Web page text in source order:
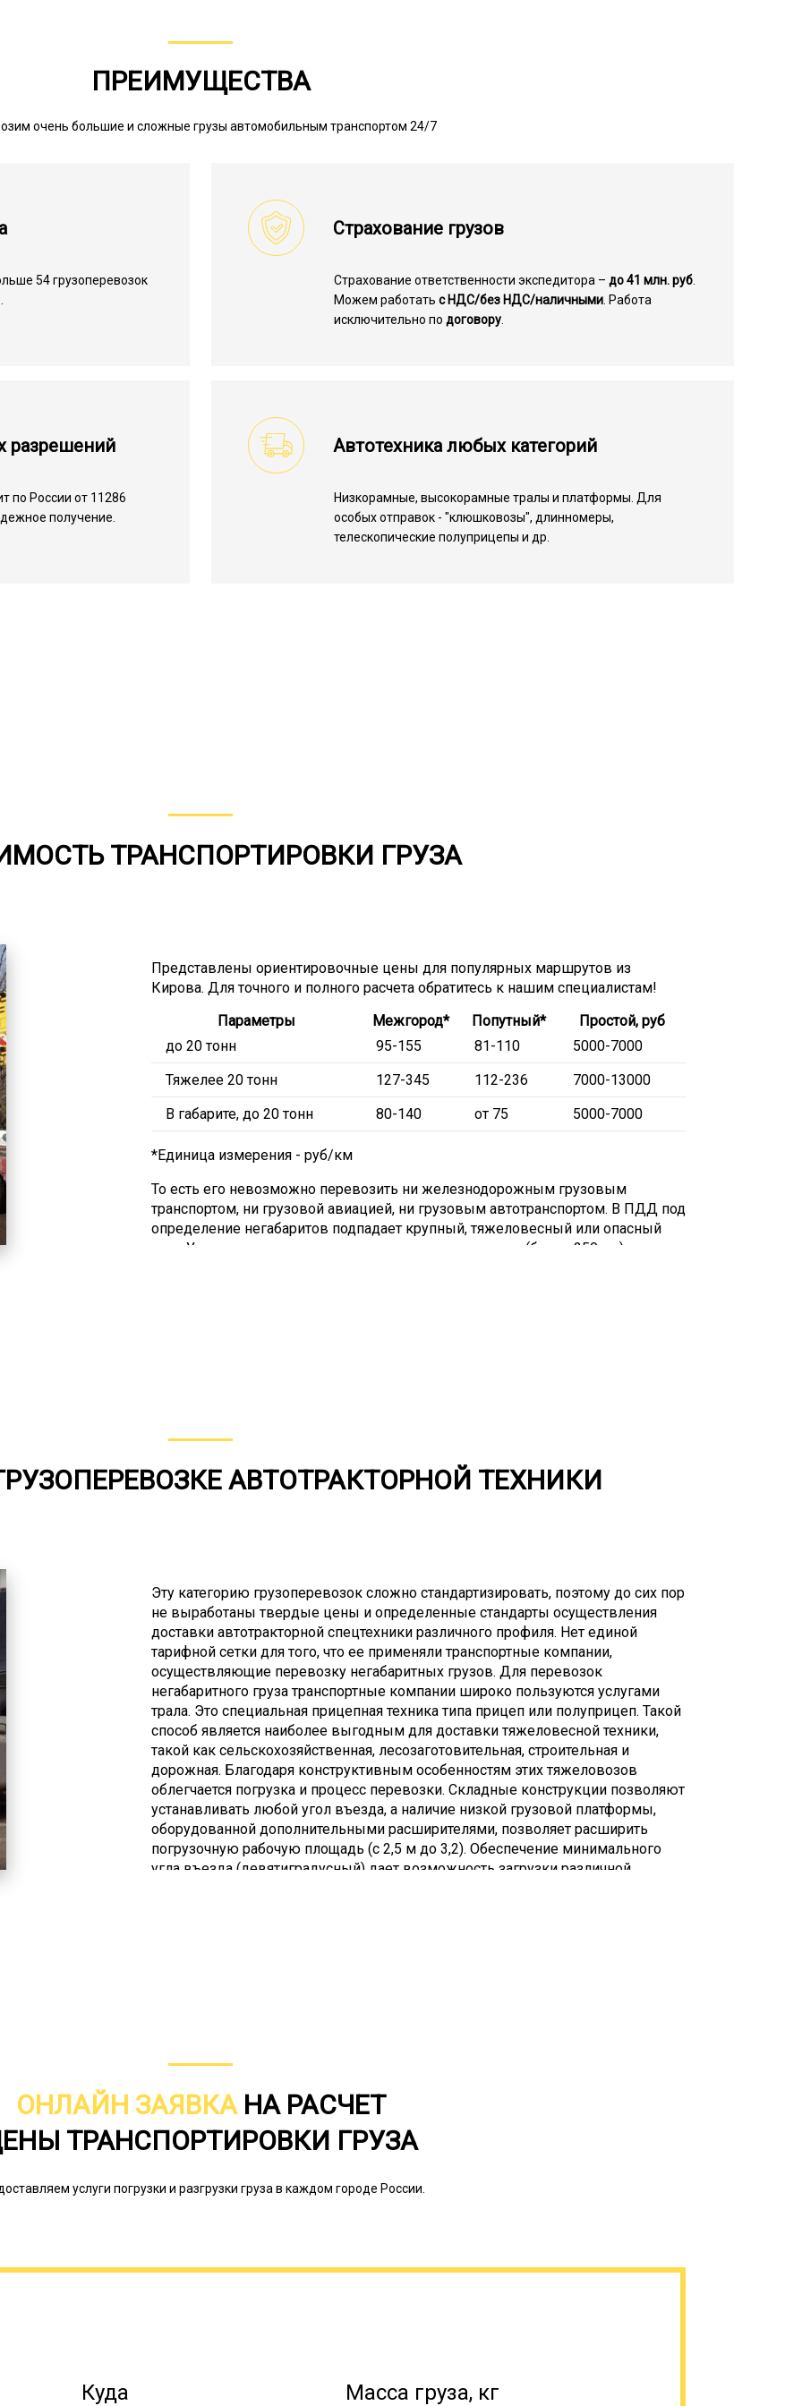
ПРЕИМУЩЕСТВА
очень большие и сложные грузы автомобильным транспортом 24/7
54 грузоперевозок
Страхование грузов
Страхование ответственности экспедитора –до 41 млн. руб
Можем работатьс НДС/без НДС/наличными . Работа
исключительно подоговору
разрешений
по России от 11286
получение.
Автотехника любых категорий
Низкорамные, высокорамные тралы и платформы. Для
особых отправок - "клюшковозы", длинномеры,
телескопические полуприцепы и др.
ТРАНСПОРТИРОВКИ ГРУЗА
Представлены ориентировочные цены для популярных маршрутов из
Кирова. Для точного и полного расчета обратитесь к нашим специалистам!
Параметры
Межгород* Попутный*
Простой, руб
до 20 тонн
95-155 81-110
5000-7000
Тяжелее 20 тонн
127-345 112-236
7000-13000
В габарите, до 20 тонн
80-140 от 75 5000-7000
*Единица измерения - руб/км
То есть его невозможно перевозить ни железнодорожным грузовым
транспортом, ни грузовой авиацией, ни грузовым автотранспортом. В ПДД под
определение негабаритов подпадает крупный, тяжеловесный или опасный
груз. Указываются и конкретные размеры, это ширина (более 250 см), высота
АВТОТРАКТОРНОЙ ТЕХНИКИ
Эту категорию грузоперевозок сложно стандартизировать, поэтому до сих пор
не выработаны твердые цены и определенные стандарты осуществления
доставки автотракторной спецтехники различного профиля. Нет единой
тарифной сетки для того, что ее применяли транспортные компании,
осуществляющие перевозку негабаритных грузов. Для перевозок
негабаритного груза транспортные компании широко пользуются услугами
трала. Это специальная прицепная техника типа прицеп или полуприцеп. Такой
способ является наиболее выгодным для доставки тяжеловесной техники,
такой как сельскохозяйственная, лесозаготовительная, строительная и
дорожная. Благодаря конструктивным особенностям этих тяжеловозов
облегчается погрузка и процесс перевозки. Складные конструкции позволяют
устанавливать любой угол въезда, а наличие низкой грузовой платформы,
оборудованной дополнительными расширителями, позволяет расширить
погрузочную рабочую площадь (с 2,5 м до 3,2). Обеспечение минимального
угла въезда (девятиградусный) дает возможность загрузки различной
(0,80-0,90 м) и высокорамники (до 1 м). По грузоподъемности эти
спецсредства делятся на несколько подтипов, различающихся по виду
ОНЛАЙН ЗАЯВКАНА РАСЧЕТ
ТРАНСПОРТИРОВКИ ГРУЗА
услуги погрузки и разгрузки груза в каждом городе России.
Куда Масса груза, кг